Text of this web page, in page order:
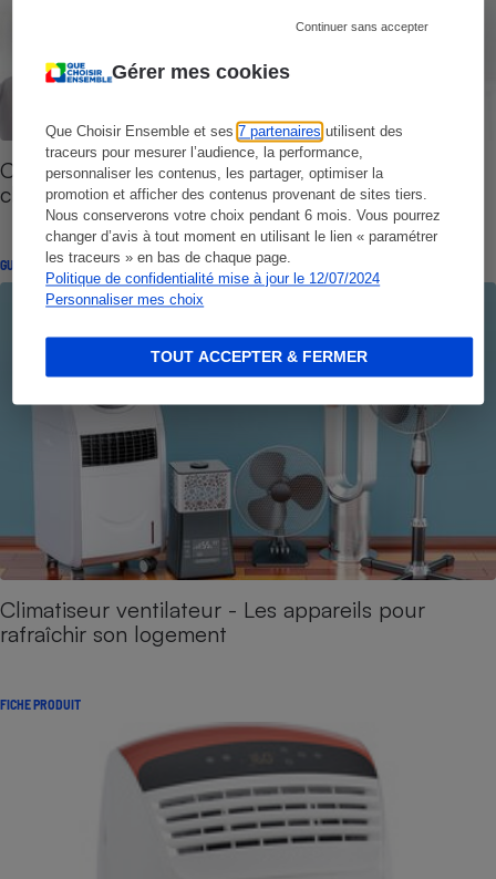
Gérer mes cookies
Que Choisir Ensemble et ses7 partenaires utilisent des
traceurs pour mesurer l’audience, la performance,
personnaliser les contenus, les partager, optimiser la
promotion et afficher des contenus provenant de sites tiers.
Nous conserverons votre choix pendant 6 mois. Vous pourrez
changer d’avis à tout moment en utilisant le lien « paramétrer
les traceurs » en bas de chaque page.
Politique de confidentialité mise à jour le 12/07/2024
Personnaliser mes choix
Continuer sans accepter
TOUT ACCEPTER & FERMER
Climatiseur split - Comment choisir une pompe à
chaleur air-air
GUIDE D'ACHAT
Climatiseur ventilateur - Les appareils pour
rafraîchir son logement
FICHE PRODUIT